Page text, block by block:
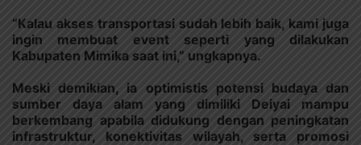
“Kalau akses transportasi sudah lebih baik, kami juga
ingin membuat event seperti yang dilakukan
Kabupaten Mimika saat ini,” ungkapnya.
Meski demikian, ia optimistis potensi budaya dan
sumber daya alam yang dimiliki Deiyai mampu
berkembang apabila didukung dengan peningkatan
infrastruktur, konektivitas wilayah, serta promosi